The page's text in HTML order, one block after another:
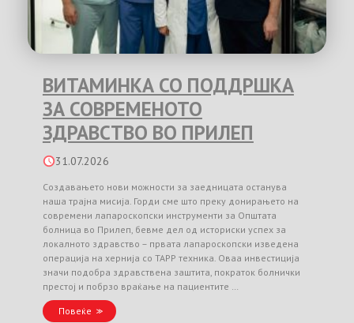
ВИТАМИНКА СО ПОДДРШКА
ЗА СОВРЕМЕНОТО
ЗДРАВСТВО ВО ПРИЛЕП
31.07.2026
Создавањето нови можности за заедницата останува
наша трајна мисија. Горди сме што преку донирањето на
современи лапароскопски инструменти за Општата
болница во Прилеп, бевме дел од историски успех за
локалното здравство – првата лапароскопски изведена
операција на хернија со TAPP техника. Оваа инвестиција
значи подобра здравствена заштита, пократок болнички
престој и побрзо враќање на пациентите …
Повеќе